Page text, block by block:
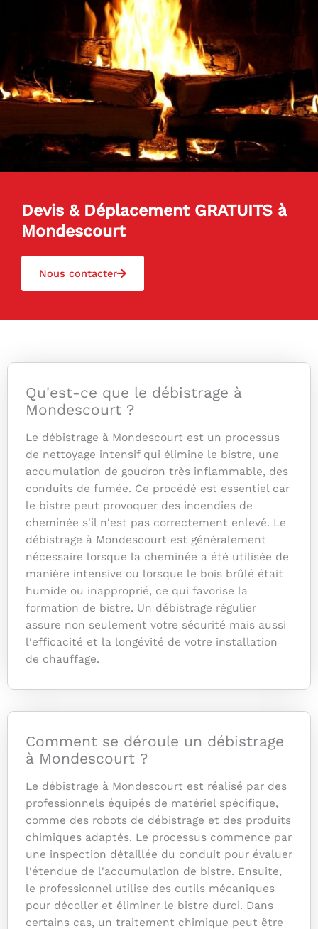
Devis & Déplacement GRATUITS à
Mondescourt
Nous contacter
Qu'est-ce que le débistrage à
Mondescourt ?
Le débistrage à Mondescourt est un processus
de nettoyage intensif qui élimine le bistre, une
accumulation de goudron très inflammable, des
conduits de fumée. Ce procédé est essentiel car
le bistre peut provoquer des incendies de
cheminée s'il n'est pas correctement enlevé. Le
débistrage à Mondescourt est généralement
nécessaire lorsque la cheminée a été utilisée de
manière intensive ou lorsque le bois brûlé était
humide ou inapproprié, ce qui favorise la
formation de bistre. Un débistrage régulier
assure non seulement votre sécurité mais aussi
l'efficacité et la longévité de votre installation
de chauffage.
Comment se déroule un débistrage
à Mondescourt ?
Le débistrage à Mondescourt est réalisé par des
professionnels équipés de matériel spécifique,
comme des robots de débistrage et des produits
chimiques adaptés. Le processus commence par
une inspection détaillée du conduit pour évaluer
l'étendue de l'accumulation de bistre. Ensuite,
le professionnel utilise des outils mécaniques
pour décoller et éliminer le bistre durci. Dans
certains cas, un traitement chimique peut être